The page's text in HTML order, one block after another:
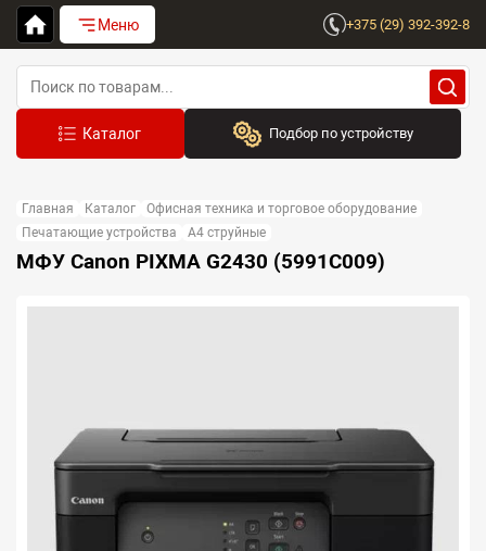
Меню +375 (29) 392-392-8
Подбор по устройству
Выберите бренд
Устройство:
Главная Каталог
Офисная техника и торговое оборудование
Печатающие устройства
A4 струйные
МФУ Canon PIXMA G2430 (5991C009)